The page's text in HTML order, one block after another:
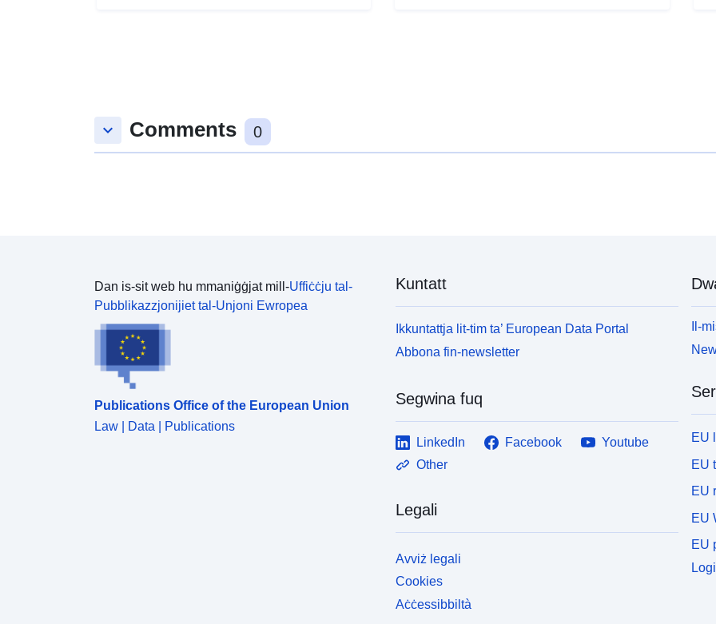
keyboard_arrow_down Comments 0
Dan is-sit web hu mmaniġġjat mill-Uffiċċju tal-
Pubblikazzjonijiet tal-Unjoni Ewropea
Publications Office of the European Union
Law | Data | Publications
Kuntatt
Ikkuntattja lit-tim ta’ European Data Portal
Abbona fin-newsletter
Segwina fuq
LinkedIn Facebook
Youtube
Other
Legali
Avviż legali
Cookies
Aċċessibbiltà
Il-
EU
EU
EU
EU
EU